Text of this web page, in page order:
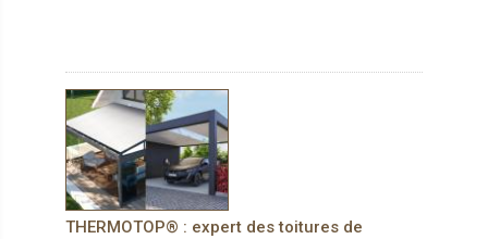
THERMOTOP® : expert des toitures de